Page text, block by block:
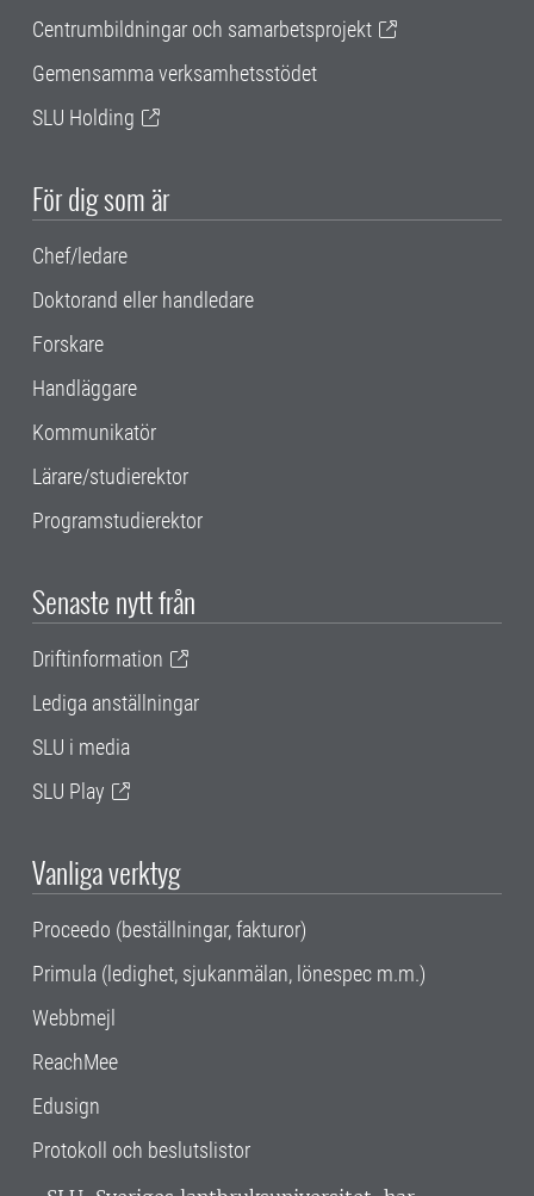
Centrumbildningar och samarbetsprojekt
Gemensamma verksamhetsstödet
SLU Holding
För dig som är
Chef/ledare
Doktorand eller handledare
Forskare
Handläggare
Kommunikatör
Lärare/studierektor
Programstudierektor
Senaste nytt från
Driftinformation
Lediga anställningar
SLU i media
SLU Play
Vanliga verktyg
Proceedo (beställningar, fakturor)
Primula (ledighet, sjukanmälan, lönespec m.m.)
Webbmejl
ReachMee
Edusign
Protokoll och beslutslistor